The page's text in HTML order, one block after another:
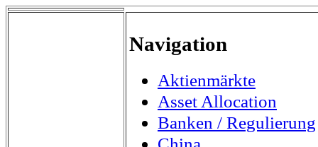
Navigation
Aktienmärkte
Asset Allocation
Banken / Regulierung